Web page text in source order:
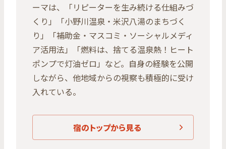
ーマは、「リピーターを生み続ける仕組みづ
くり」「小野川温泉・米沢八湯のまちづく
り」「補助金・マスコミ・ソーシャルメディ
ア活用法」「燃料は、捨てる温泉熱！ヒート
ポンプで灯油ゼロ」など。自身の経験を公開
しながら、他地域からの視察も積極的に受け
入れている。
宿のトップから見る